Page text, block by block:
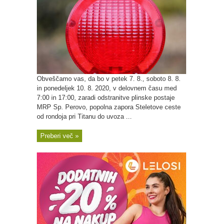
Obveščamo vas, da bo v petek 7. 8., soboto 8. 8.
in ponedeljek 10. 8. 2020, v delovnem času med
7:00 in 17:00, zaradi odstranitve plinske postaje
MRP Sp. Perovo, popolna zapora Steletove ceste
od rondoja pri Titanu do uvoza ...
Preberi več »